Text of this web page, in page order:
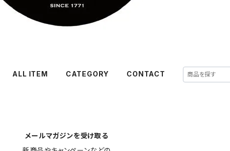
ALL ITEM CATEGORY CONTACT
メールマガジンを受け取る